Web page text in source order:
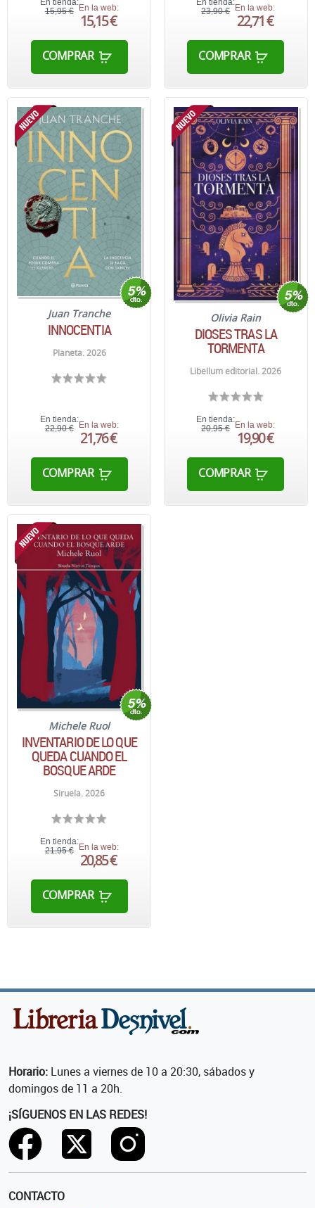
En tienda:
15,95 € En la web:
15,15 €
COMPRAR
En tienda:
23,90 € En la web:
22,71 €
COMPRAR
Juan Tranche
INNOCENTIA
Planeta. 2026
En tienda:
22,90 € En la web:
21,76 €
COMPRAR
Olivia Rain
DIOSES TRAS LA
TORMENTA
Libellum editorial. 2026
En tienda:
20,95 € En la web:
19,90 €
COMPRAR
Michele Ruol
INVENTARIO DE LO QUE
QUEDA CUANDO EL
BOSQUE ARDE
Siruela. 2026
En tienda:
21,95 € En la web:
20,85 €
COMPRAR
Horario: Lunes a viernes de 10 a 20:30, sábados y
domingos de 11 a 20h.
¡SÍGUENOS EN LAS REDES!
CONTACTO